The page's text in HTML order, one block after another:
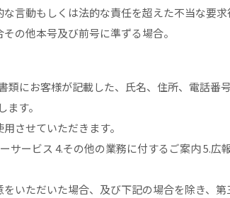
言動もしくは法的な責任を超えた不当な要求
の他本号及び前号に準ずる場合。
にお客様が記載した、氏名、住所、電話番
す。
させていただきます。
サービス 4.その他の業務に付するご案内 5.
いただいた場合、及び下記の場合を除き、第